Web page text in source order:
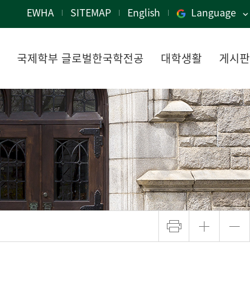
EWHA SITEMAP English Language
국제학부 글로벌한국학전공 대학생활 게시판